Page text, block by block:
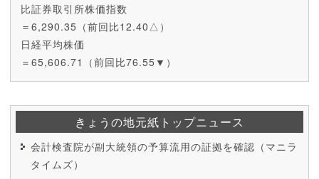
比証券取引所株価指数
＝6,290.35（前回比12.40△）
日経平均株価
＝65,606.71（前回比76.55▼）
きょうの地元紙トップニュース
会計検査院が副大統領の予算流用の証拠を確認（マニラ
タイムズ）